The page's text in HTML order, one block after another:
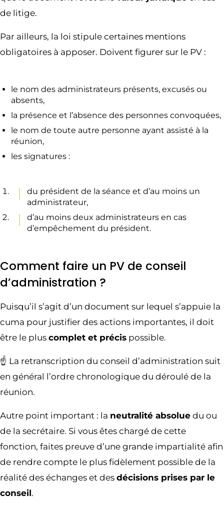
de litige.
Par ailleurs, la loi stipule certaines mentions
obligatoires à apposer. Doivent figurer sur le PV :
le nom des administrateurs présents, excusés ou
absents,
la présence et l’absence des personnes convoquées,
le nom de toute autre personne ayant assisté à la
réunion,
les signatures :
du président de la séance et d’au moins un
administrateur,
d’au moins deux administrateurs en cas
d’empêchement du président.
Comment faire un PV de conseil
d’administration ?
Puisqu’il s’agit d’un document sur lequel s’appuie la
cuma pour justifier des actions importantes, il doit
être le plus complet et précis possible.
☝️ La retranscription du conseil d’administration suit
en général l’ordre chronologique du déroulé de la
réunion.
Autre point important : la neutralité absolue du ou
de la secrétaire. Si vous êtes chargé de cette
fonction, faites preuve d’une grande impartialité afin
de rendre compte le plus fidèlement possible de la
réalité des échanges et des décisions prises par le
conseil.